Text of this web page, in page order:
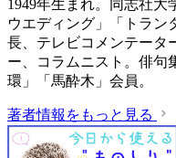
1949年生まれ。同志社大
ウエディング」「トラン
長、テレビコメンテータ
ー、コラムニスト。俳句
環」「馬酔木」会員。
著者情報をもっと見る